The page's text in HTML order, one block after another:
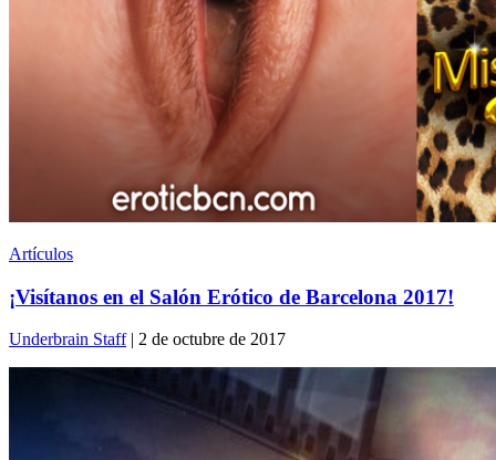
Artículos
¡Visítanos en el Salón Erótico de Barcelona 2017!
Underbrain Staff| 2 de octubre de 2017